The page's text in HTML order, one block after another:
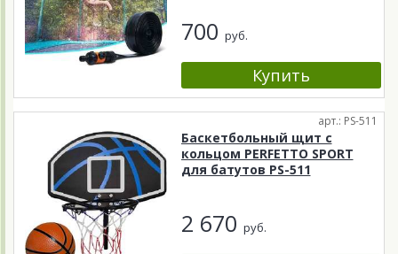
700 руб.
арт.: PS-511
Баскетбольный щит с
кольцом PERFETTO SPORT
для батутов PS-511
2 670 руб.